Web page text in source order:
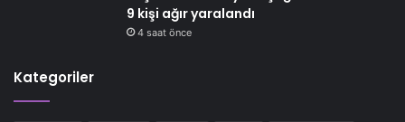
9 kişi ağır yaralandı
4 saat önce
Kategoriler